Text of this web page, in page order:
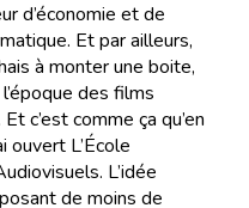
d’économie et de
Et par ailleurs,
à monter une boite,
des films
c’est comme ça qu’en
ouvert L’École
L’idée
de moins de